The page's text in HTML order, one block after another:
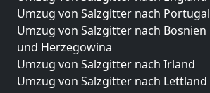
Umzug von Salzgitter nach Portugal
Umzug von Salzgitter nach Bosnien
und Herzegowina
Umzug von Salzgitter nach Irland
Umzug von Salzgitter nach Lettland